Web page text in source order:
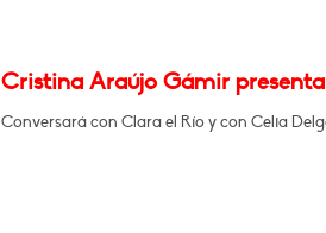
Cristina Araújo Gámir
Conversará con Clara el Río y con Celia